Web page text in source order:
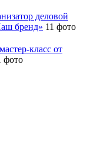
деловой
бренд» 11 фото
класс от
фото